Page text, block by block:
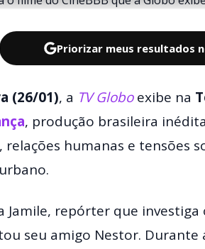
Priorizar meus resultados
(26/01), a TV Globoexibe na
, produção brasileira
humanas e tensões
Jamile, repórter que investiga
seu amigo Nestor. Durante